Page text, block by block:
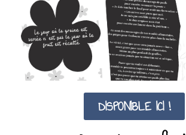
DISPONIBLE ICI !